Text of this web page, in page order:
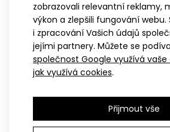
zobrazovali relevantní reklamy,
výkon a zlepšili fungování webu.
i zpracování Vašich údajů
jejími partnery. Můžete se
společnost Google využívá
jak využívá cookies.
Přijmout vše
Tri belt WINTERMAN